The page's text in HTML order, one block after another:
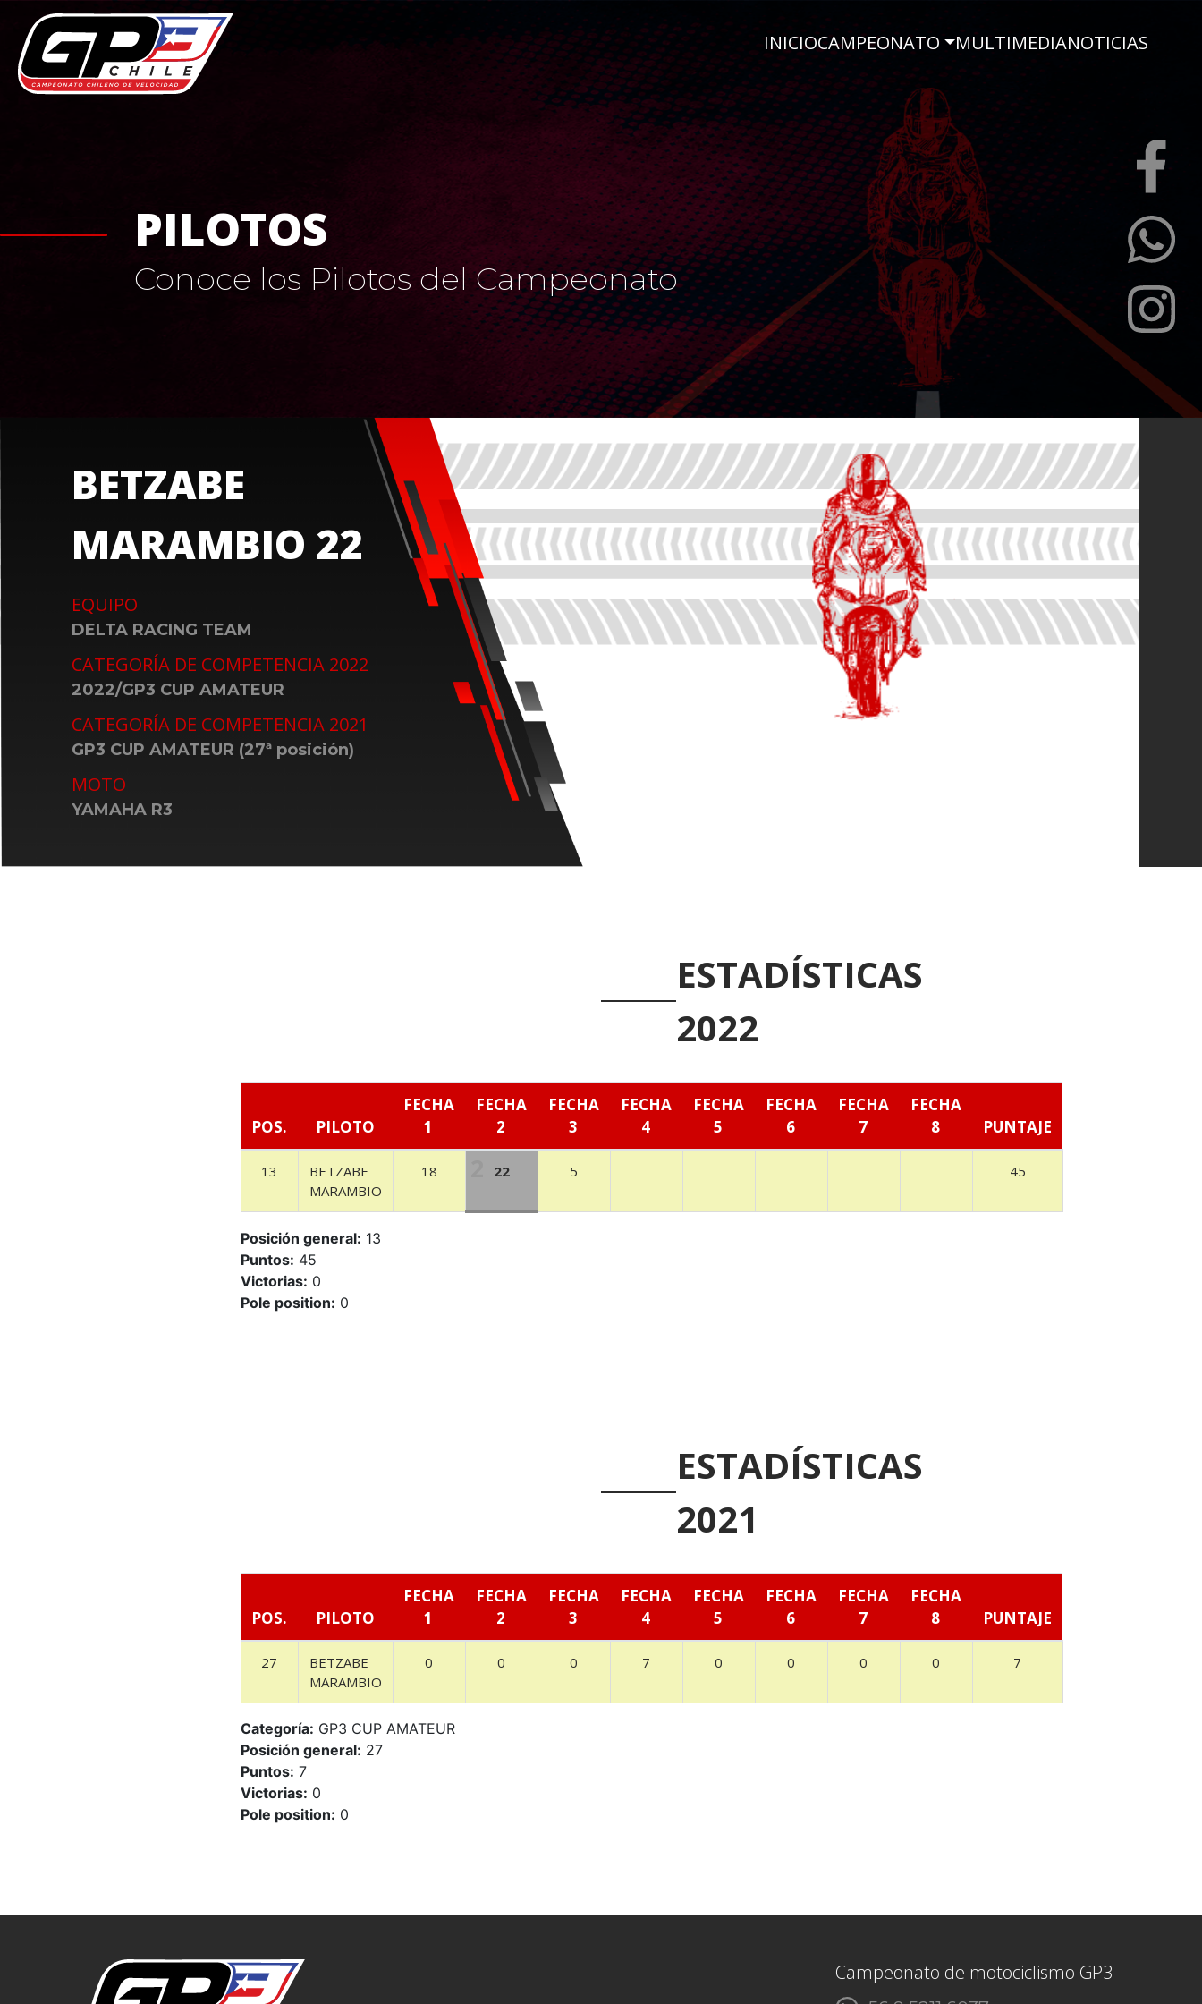
INICIOCAMPEONATO MULTIMEDIANOTICIAS
PILOTOS
Conoce los Pilotos del Campeonato
BETZABE
MARAMBIO 22
EQUIPO
DELTA RACING TEAM
CATEGORÍA DE COMPETENCIA 2022
2022/GP3 CUP AMATEUR
CATEGORÍA DE COMPETENCIA 2021
GP3 CUP AMATEUR (27ª posición)
MOTO
YAMAHA R3
ESTADÍSTICAS
2022
POS. PILOTO
FECHA
1
FECHA
2
FECHA
3
FECHA
4
FECHA
5
FECHA
6
FECHA
7
FECHA
8
PUNTAJE
13
BETZABE
MARAMBIO
18 22 5 45
Posición general: 13
Puntos: 45
Victorias: 0
Pole position: 0
ESTADÍSTICAS
2021
POS. PILOTO
FECHA
1
FECHA
2
FECHA
3
FECHA
4
FECHA
5
FECHA
6
FECHA
7
FECHA
8
PUNTAJE
27
BETZABE
MARAMBIO
0 0 0 7 0 0 0 0 7
Categoría: GP3 CUP AMATEUR
Posición general: 27
Puntos: 7
Victorias: 0
Pole position: 0
Campeonato de motociclismo GP3